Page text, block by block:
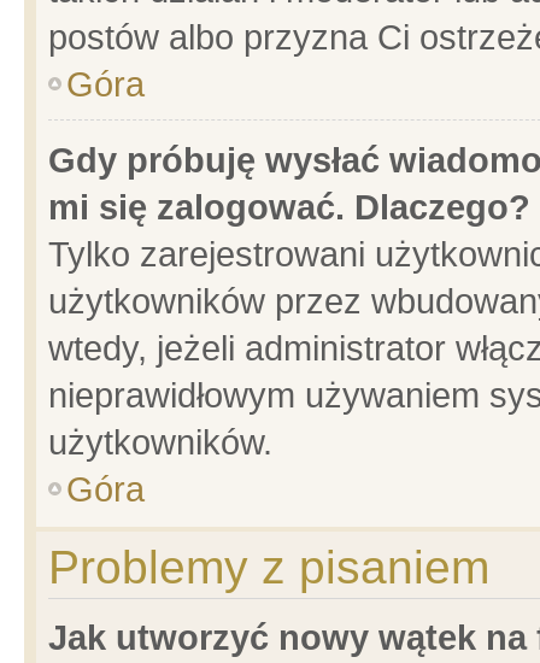
postów albo przyzna Ci
Góra
Gdy próbuję wysłać
mi się zalogować. Dlaczego?
Tylko zarejestrowani
użytkowników przez
wtedy, jeżeli administrator
nieprawidłowym używaniem
użytkowników.
Góra
Problemy z pisaniem
Jak utworzyć nowy wątek na